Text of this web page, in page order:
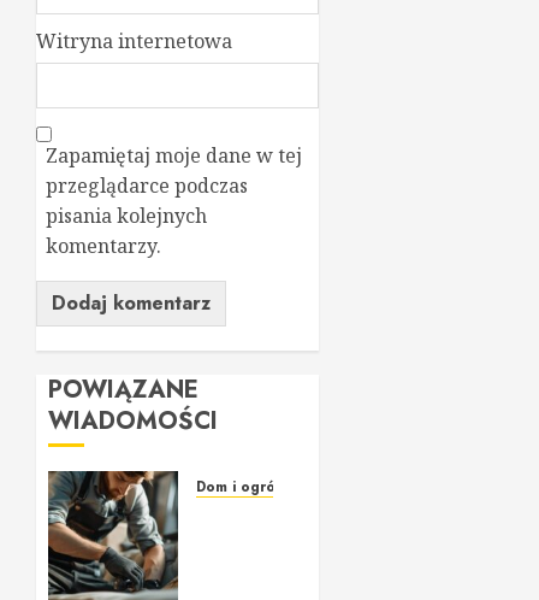
Witryna internetowa
Zapamiętaj moje dane w tej
przeglądarce podczas
pisania kolejnych
komentarzy.
POWIĄZANE
WIADOMOŚCI
Dom i ogród